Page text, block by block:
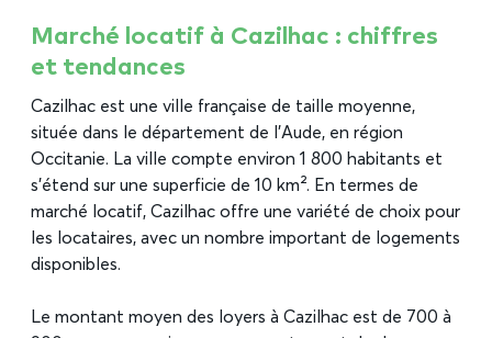
Marché locatif à Cazilhac : chiffres
et tendances
Cazilhac est une ville française de taille moyenne,
située dans le département de l’Aude, en région
Occitanie. La ville compte environ 1 800 habitants et
s’étend sur une superficie de 10 km². En termes de
marché locatif, Cazilhac offre une variété de choix pour
les locataires, avec un nombre important de logements
disponibles.
Le montant moyen des loyers à Cazilhac est de 700 à